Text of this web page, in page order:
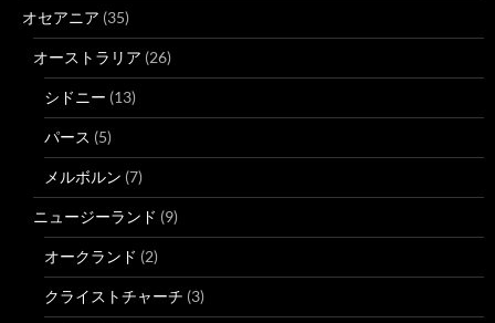
オセアニア (35)
オーストラリア (26)
シドニー (13)
パース (5)
メルボルン (7)
ニュージーランド (9)
オークランド (2)
クライストチャーチ (3)